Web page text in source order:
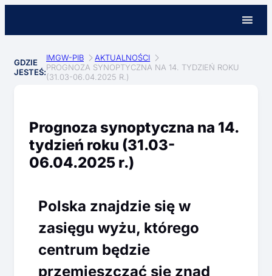
GDZIE
JESTEŚ:
IMGW-PIB
AKTUALNOŚCI
PROGNOZA SYNOPTYCZNA NA 14. TYDZIEŃ ROKU
(31.03-06.04.2025 R.)
Prognoza synoptyczna na 14.
tydzień roku (31.03-
06.04.2025 r.)
Polska znajdzie się w
zasięgu wyżu, którego
centrum będzie
przemieszczać się znad